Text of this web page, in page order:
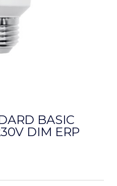
BASIC
DIM ERP